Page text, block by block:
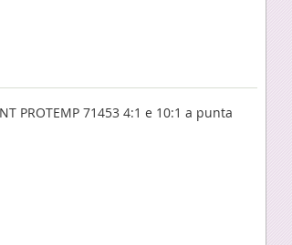
PROTEMP 71453 4:1 e 10:1 a punta